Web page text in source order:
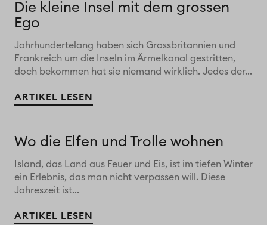
Die kleine Insel mit dem grossen
Ego
Jahrhundertelang haben sich Grossbritannien und
Frankreich um die Inseln im Ärmelkanal gestritten,
doch bekommen hat sie niemand wirklich. Jedes der...
ARTIKEL LESEN
Wo die Elfen und Trolle wohnen
Island, das Land aus Feuer und Eis, ist im tiefen Winter
ein Erlebnis, das man nicht verpassen will. Diese
Jahreszeit ist...
ARTIKEL LESEN